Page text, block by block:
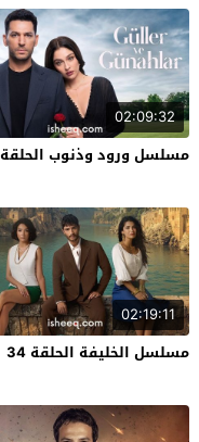
02:09:32
مسلسل ورود وذنوب الحلقة 31
02:19:11
مسلسل الخليفة الحلقة 34